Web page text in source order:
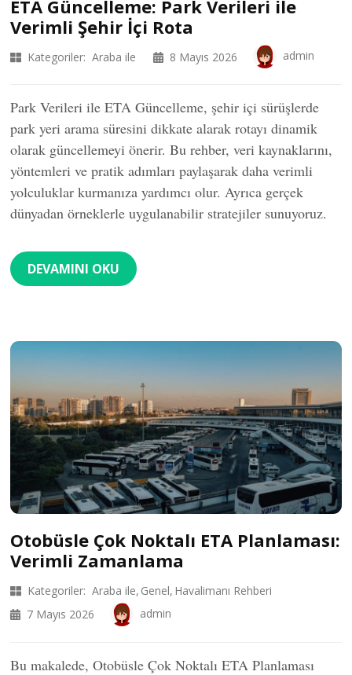
ETA Güncelleme: Park Verileri ile
Verimli Şehir İçi Rota
Kategoriler: Araba ile 8 Mayıs 2026 admin
Park Verileri ile ETA Güncelleme, şehir içi sürüşlerde
park yeri arama süresini dikkate alarak rotayı dinamik
olarak güncellemeyi önerir. Bu rehber, veri kaynaklarını,
yöntemleri ve pratik adımları paylaşarak daha verimli
yolculuklar kurmanıza yardımcı olur. Ayrıca gerçek
dünyadan örneklerle uygulanabilir stratejiler sunuyoruz.
DEVAMINI OKU
Otobüsle Çok Noktalı ETA Planlaması:
Verimli Zamanlama
Kategoriler: Araba ile Genel Havalimanı Rehberi
7 Mayıs 2026
admin
Bu makalede, Otobüsle Çok Noktalı ETA Planlaması